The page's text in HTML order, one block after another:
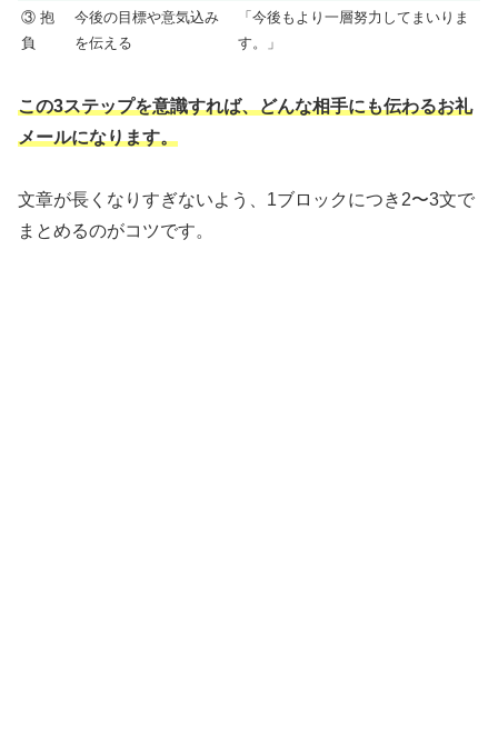
③ 抱
負
今後の目標や意気込み
を伝える
「今後もより一層努力してまいりま
す。」
この3ステップを意識すれば、どんな相手にも伝わるお礼
メールになります。
文章が長くなりすぎないよう、1ブロックにつき2〜3文で
まとめるのがコツです。